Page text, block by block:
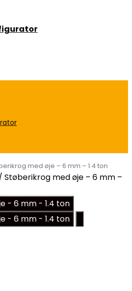
med øje – 6 mm – 1.4 ton
Støberikrog med øje – 6 mm –